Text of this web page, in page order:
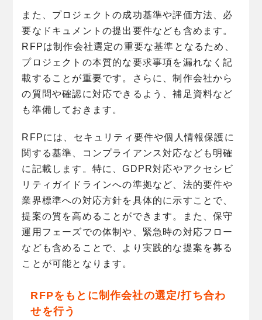
また、プロジェクトの成功基準や評価方法、必
要なドキュメントの提出要件なども含めます。
RFPは制作会社選定の重要な基準となるため、
プロジェクトの本質的な要求事項を漏れなく記
載することが重要です。さらに、制作会社から
の質問や確認に対応できるよう、補足資料など
も準備しておきます。
RFPには、セキュリティ要件や個人情報保護に
関する基準、コンプライアンス対応なども明確
に記載します。特に、GDPR対応やアクセシビ
リティガイドラインへの準拠など、法的要件や
業界標準への対応方針を具体的に示すことで、
提案の質を高めることができます。また、保守
運用フェーズでの体制や、緊急時の対応フロー
なども含めることで、より実践的な提案を募る
ことが可能となります。
RFPをもとに制作会社の選定/打ち合わ
せを行う